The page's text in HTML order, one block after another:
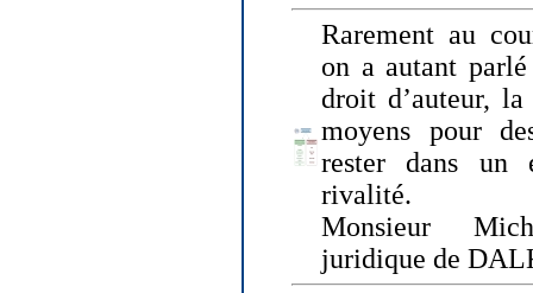
Rarement au
on a autant
droit d’auteur,
moyens pour
rester dans un
rivalité.
Monsieur
juridique de